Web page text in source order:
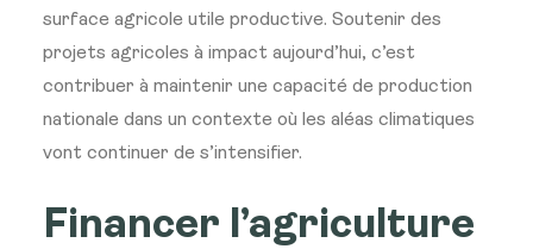
surface agricole utile productive. Soutenir des
projets agricoles à impact aujourd’hui, c’est
contribuer à maintenir une capacité de production
nationale dans un contexte où les aléas climatiques
vont continuer de s’intensifier.
Financer l’agriculture